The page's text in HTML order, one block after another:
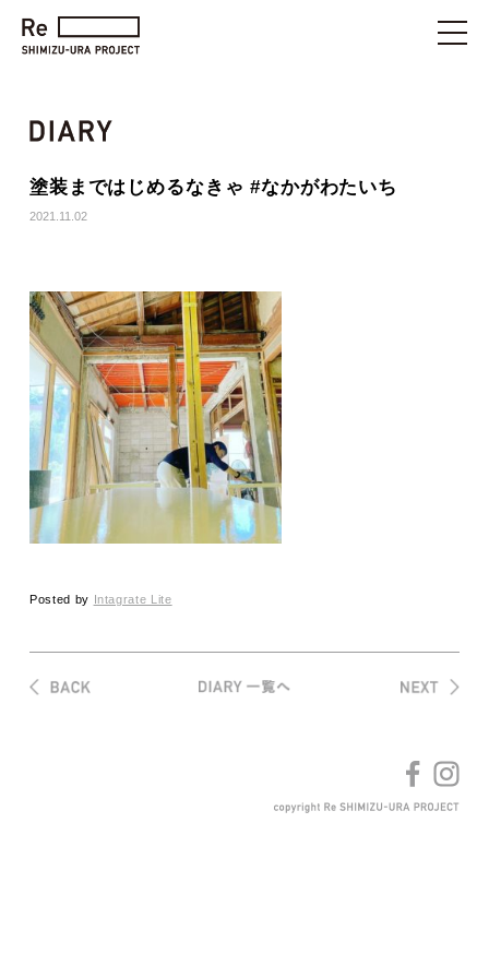
塗装まではじめるなきゃ #なかがわたいち
2021.11.02
Posted by Intagrate Lite